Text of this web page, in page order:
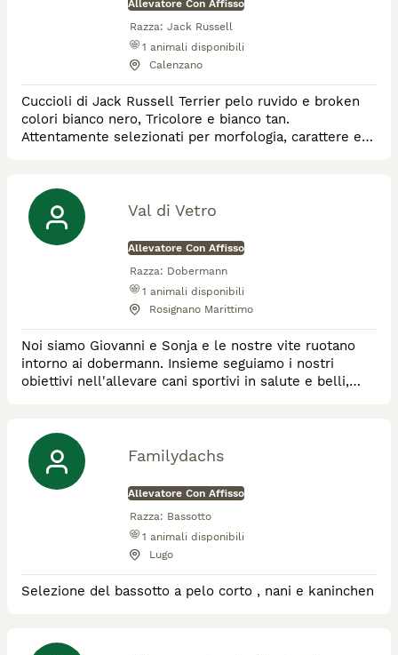
Allevatore Con Affisso
Razza: Jack Russell
1 animali disponibili
Calenzano
Cuccioli di Jack Russell Terrier pelo ruvido e broken
colori bianco nero, Tricolore e bianco tan.
Attentamente selezionati per morfologia, carattere e
amore per la razza, seguo i miei cuccioli durante la
loro vita, per consigli e stripping.
Val di Vetro
Allevatore Con Affisso
Razza: Dobermann
1 animali disponibili
Rosignano Marittimo
Noi siamo Giovanni e Sonja e le nostre vite ruotano
intorno ai dobermann. Insieme seguiamo i nostri
obiettivi nell'allevare cani sportivi in salute e belli,
Familydachs
Allevatore Con Affisso
Razza: Bassotto
1 animali disponibili
Lugo
Selezione del bassotto a pelo corto , nani e kaninchen